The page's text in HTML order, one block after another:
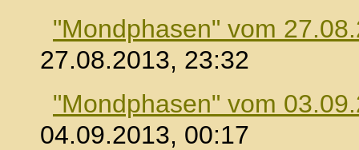
"Mondphasen" vom
27.08.2013, 23:32
"Mondphasen" vom
04.09.2013, 00:17